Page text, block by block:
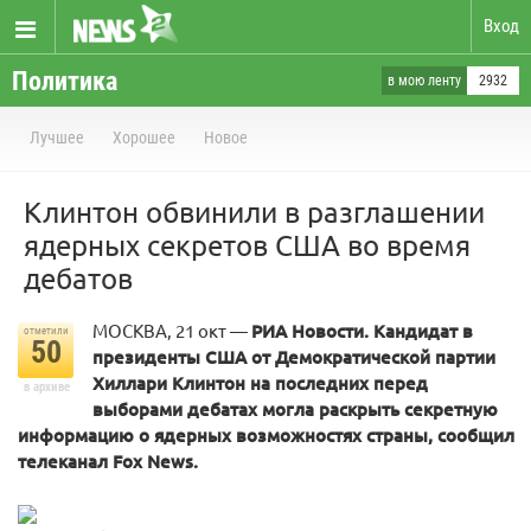
Вход
Политика в мою ленту 2932
Лучшее Хорошее Новое
Клинтон обвинили в разглашении
ядерных секретов США во время
дебатов
отметили
50
в архиве
МОСКВА, 21 окт — РИА Новости. Кандидат в
президенты США от Демократической партии
Хиллари Клинтон на последних перед
выборами дебатах могла раскрыть секретную
информацию о ядерных возможностях страны, сообщил
телеканал Fox News.